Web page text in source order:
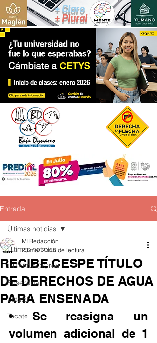
+ Claro
+ Plural
Entrada
Últimas noticias
INTERNACIONAL
Ensenada
Estatal
Tecate
Últimas noticias
RECIBE CESPE TÍTULO
DE DERECHOS DE AGUA
PARA ENSENADA
MI Redacción
23 mar 2 min de lectura
• Se reasigna un
volumen adicional de 1